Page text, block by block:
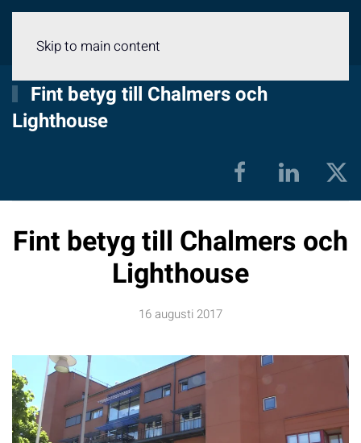
Skip to main content
Fint betyg till Chalmers och
Lighthouse
Fint betyg till Chalmers och
Lighthouse
16 augusti 2017